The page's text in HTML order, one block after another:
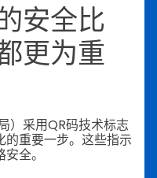
安全比
更为重
）采用QR码技术标志
重要一步。这些指示
全。